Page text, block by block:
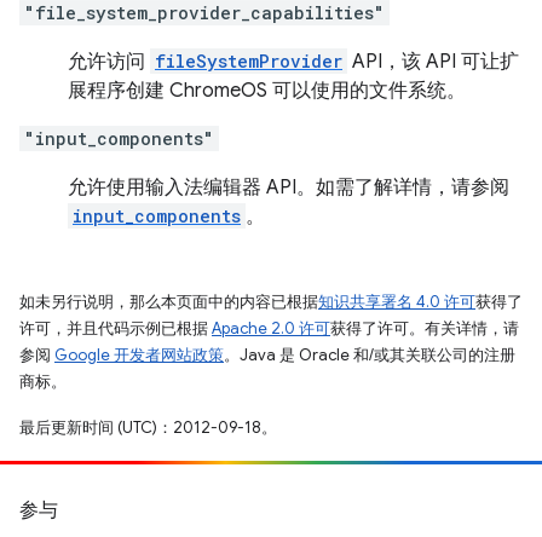
"file_system_provider_capabilities"
允许访问 fileSystemProvider API，该 API 可让扩
展程序创建 ChromeOS 可以使用的文件系统。
"input_components"
允许使用输入法编辑器 API。如需了解详情，请参阅
input_components 。
如未另行说明，那么本页面中的内容已根据知识共享署名 4.0 许可获得了
许可，并且代码示例已根据Apache 2.0 许可获得了许可。有关详情，请
参阅 Google 开发者网站政策。Java 是 Oracle 和/或其关联公司的注册
商标。
最后更新时间 (UTC)：2012-09-18。
参与